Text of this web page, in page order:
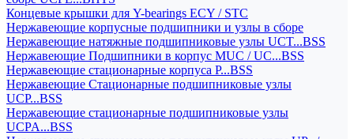
Концевые крышки для Y-bearings ECY / STC
Нержавеющие корпусные подшипники и узлы в сборе
Нержавеющие натяжные подшипниковые узлы UCT...BSS
Нержавеющие Подшипники в корпус MUC / UC...BSS
Нержавеющие стационарные корпуса P...BSS
Нержавеющие Стационарные подшипниковые узлы
UCP...BSS
Нержавеющие стационарные подшипниковые узлы
UCPA...BSS